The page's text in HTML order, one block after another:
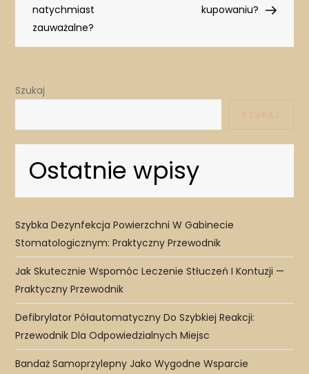
natychmiast
zauważalne?
kupowaniu?
Szukaj
Ostatnie wpisy
Szybka Dezynfekcja Powierzchni W Gabinecie
Stomatologicznym: Praktyczny Przewodnik
Jak Skutecznie Wspomóc Leczenie Stłuczeń I Kontuzji —
Praktyczny Przewodnik
Defibrylator Półautomatyczny Do Szybkiej Reakcji:
Przewodnik Dla Odpowiedzialnych Miejsc
Bandaż Samoprzylepny Jako Wygodne Wsparcie